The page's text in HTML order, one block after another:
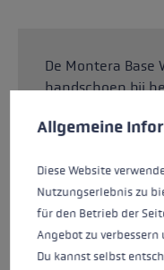
De Montera Base
handschoen bij
tegen
een hoog
klimaat binnenin
geïntegreerde
Rip Line light-
bescherming
Cookie voorkeuren
This website uses cookies
Allgemeine
Diese Website
Nutzungserlebnis zu
für den Betrieb der
Angebot zu
Du kannst selbst